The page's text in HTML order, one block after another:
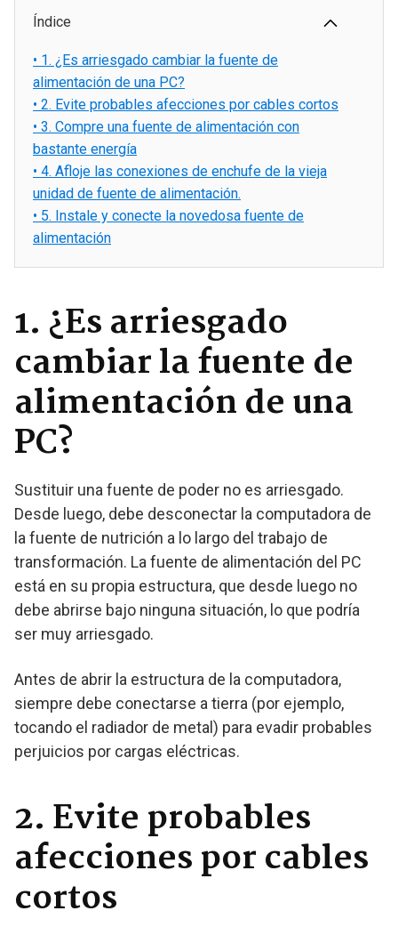
Índice
• 1. ¿Es arriesgado cambiar la fuente de
alimentación de una PC?
• 2. Evite probables afecciones por cables cortos
• 3. Compre una fuente de alimentación con
bastante energía
• 4. Afloje las conexiones de enchufe de la vieja
unidad de fuente de alimentación.
• 5. Instale y conecte la novedosa fuente de
alimentación
1. ¿Es arriesgado
cambiar la fuente de
alimentación de una
PC?
Sustituir una fuente de poder no es arriesgado.
Desde luego, debe desconectar la computadora de
la fuente de nutrición a lo largo del trabajo de
transformación. La fuente de alimentación del PC
está en su propia estructura, que desde luego no
debe abrirse bajo ninguna situación, lo que podría
ser muy arriesgado.
Antes de abrir la estructura de la computadora,
siempre debe conectarse a tierra (por ejemplo,
tocando el radiador de metal) para evadir probables
perjuicios por cargas eléctricas.
2. Evite probables
afecciones por cables
cortos